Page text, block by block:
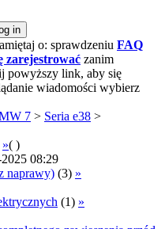
o: sprawdzeniu FAQ
zarejestrować zanim
powyższy link, aby się
wiadomości wybierz
7 > Seria e38 >
»( )
08:29
naprawy) (3) »
(1) »